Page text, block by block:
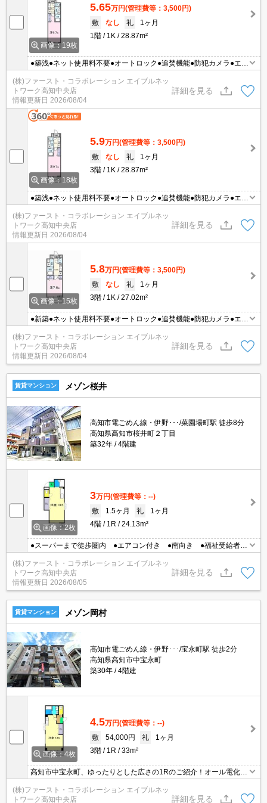
画像：19枚
5.65万円(管理費等：3,500円)
敷
なし 礼
1ヶ月
1階
1K 28.87m²
●築浅●ネット使用料不要●オートロック●追焚機能●防犯カメラ●エア
(株)ファースト・コラボレーション エイブルネッ
トワーク高知中央店
情報更新日 2026/08/04
詳細を見る
画像：18枚
5.9万円(管理費等：3,500円)
敷
なし 礼
1ヶ月
3階
1K 28.87m²
●築浅●ネット使用料不要●オートロック●追焚機能●防犯カメラ●エア
コン●照明付き●保証人不要
(株)ファースト・コラボレーション エイブルネッ
トワーク高知中央店
情報更新日 2026/08/04
詳細を見る
画像：15枚
5.8万円(管理費等：3,500円)
敷
なし 礼
1ヶ月
3階
1K 27.02m²
●新築●ネット使用料不要●オートロック●追焚機能●防犯カメラ●エア
コン●照明付き●保証人不要
(株)ファースト・コラボレーション エイブルネッ
トワーク高知中央店
情報更新日 2026/08/04
詳細を見る
賃貸マンション メゾン桜井
高知市電ごめん線・伊野･･･/菜園場町駅 徒歩8分
高知県高知市桜井町２丁目
築32年
4階建
画像：2枚
3万円(管理費等：--)
敷
1.5ヶ月 礼
1ヶ月
4階
1R 24.13m²
●スーパーまで徒歩圏内 ●エアコン付き ●南向き ●福祉受給者の
方も相談可
(株)ファースト・コラボレーション エイブルネッ
トワーク高知中央店
情報更新日 2026/08/05
詳細を見る
賃貸マンション メゾン岡村
高知市電ごめん線・伊野･･･/宝永町駅 徒歩2分
高知県高知市中宝永町
築30年
4階建
画像：4枚
4.5万円(管理費等：--)
敷
54,000円 礼
1ヶ月
3階
1R 33m²
高知市中宝永町、ゆったりとした広さの1Rのご紹介！オール電化！
路面電停ちかくですよ！
(株)ファースト・コラボレーション エイブルネッ
トワーク高知中央店
詳細を見る